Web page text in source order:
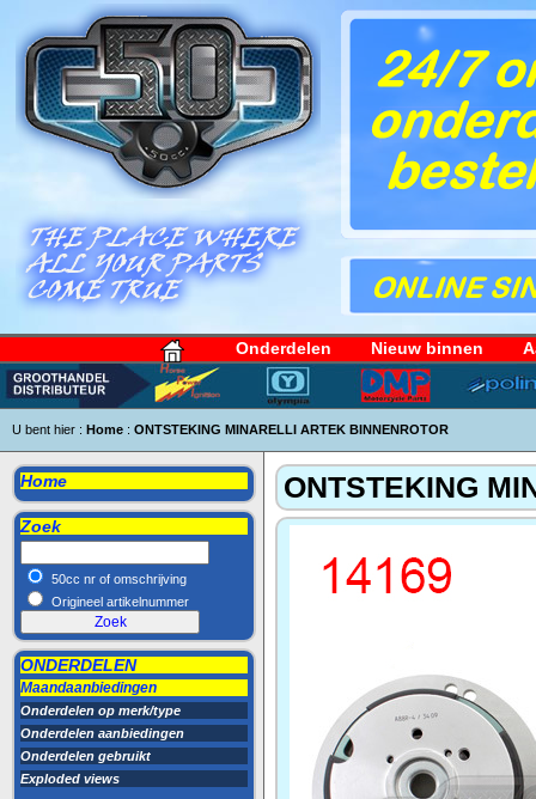
Onderdelen Nieuw binnen
U bent hier : Home : ONTSTEKING MINARELLI ARTEK BINNENROTOR
Home
Zoek
50cc nr of omschrijving
Origineel artikelnummer
ONDERDELEN
Maandaanbiedingen
Onderdelen op merk/type
Onderdelen aanbiedingen
Onderdelen gebruikt
Exploded views
ONTSTEKING